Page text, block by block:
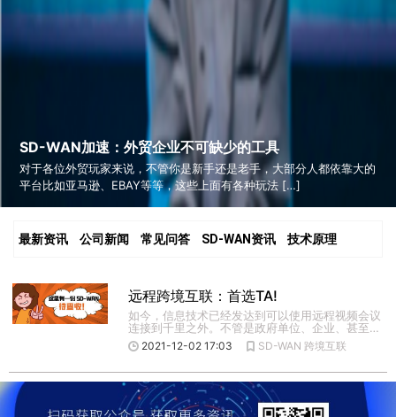
SD-WAN加速：外贸企业不可缺少的工具
对于各位外贸玩家来说，不管你是新手还是老手，大部分人都依靠大的
平台比如亚马逊、EBAY等等，这些上面有各种玩法 […]
最新资讯 公司新闻 常见问答 SD-WAN资讯 技术原理
远程跨境互联：首选TA!
如今，信息技术已经发达到可以使用远程视频会议
连接到千里之外。不管是政府单位、企业、甚至高
校，可能都会有这样的需 […]
2021-12-02 17:03 SD-WAN 跨境互联